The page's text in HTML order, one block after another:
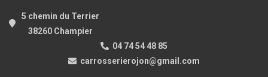
5 chemin du Terrier
38260 Champier
04 74 54 48 85
carrosserierojon@gmail.com